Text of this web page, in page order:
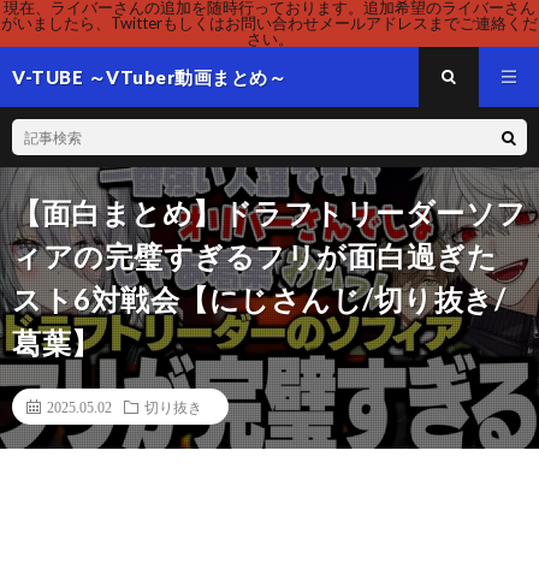
現在、ライバーさんの追加を随時行っております。追加希望のライバーさん
がいましたら、Twitterもしくはお問い合わせメールアドレスまでご連絡くだ
さい。
V-TUBE ～VTuber動画まとめ～
【面白まとめ】ドラフトリーダーソフ
ィアの完璧すぎるフリが面白過ぎた
スト6対戦会【にじさんじ/切り抜き/
葛葉】
2025.05.02 切り抜き